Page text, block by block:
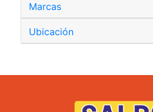
Marcas
Ubicación